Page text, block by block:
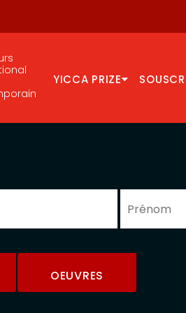
YICCA PRIZE
OEUVRES